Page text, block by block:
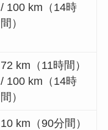
/ 100 km（14時
間）
72 km（11時間）
/ 100 km（14時
間）
10 km（90分間）